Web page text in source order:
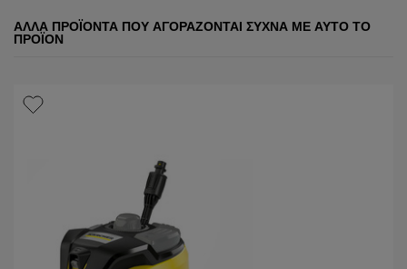
ΆΛΛΑ ΠΡΟΪΌΝΤΑ ΠΟΥ ΑΓΟΡΆΖΟΝΤΑΙ ΣΥΧΝΆ ΜΕ ΑΥΤΌ ΤΟ
ΠΡΟΪΌΝ